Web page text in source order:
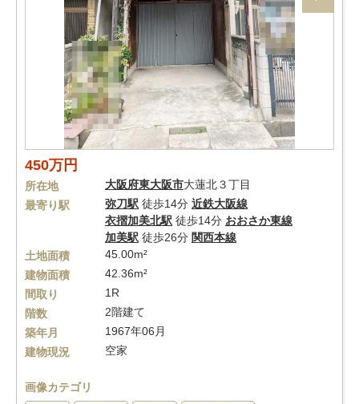
450万円
所在地 大阪府東大阪市大蓮北３丁目
最寄り駅
弥刀駅 徒歩14分 近鉄大阪線
衣摺加美北駅 徒歩14分 おおさか東線
加美駅 徒歩26分 関西本線
土地面積
45.00m²
建物面積
42.36m²
間取り
1R
階数
2階建て
築年月
1967年06月
建物現況
空家
画像カテゴリ